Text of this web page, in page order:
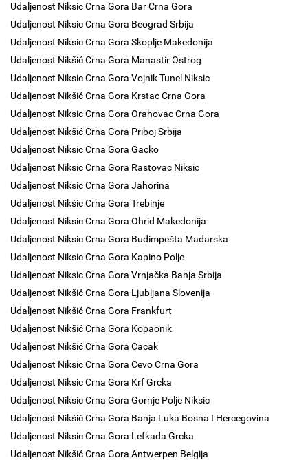
Udaljenost Niksic Crna Gora Bar Crna Gora
Udaljenost Niksic Crna Gora Beograd Srbija
Udaljenost Niksic Crna Gora Skoplje Makedonija
Udaljenost Nikšić Crna Gora Manastir Ostrog
Udaljenost Niksic Crna Gora Vojnik Tunel Niksic
Udaljenost Nikšić Crna Gora Krstac Crna Gora
Udaljenost Niksic Crna Gora Orahovac Crna Gora
Udaljenost Nikšić Crna Gora Priboj Srbija
Udaljenost Niksic Crna Gora Gacko
Udaljenost Niksic Crna Gora Rastovac Niksic
Udaljenost Niksic Crna Gora Jahorina
Udaljenost Nikšic Crna Gora Trebinje
Udaljenost Niksic Crna Gora Ohrid Makedonija
Udaljenost Niksic Crna Gora Budimpešta Mađarska
Udaljenost Niksic Crna Gora Kapino Polje
Udaljenost Niksic Crna Gora Vrnjačka Banja Srbija
Udaljenost Nikšić Crna Gora Ljubljana Slovenija
Udaljenost Nikšić Crna Gora Frankfurt
Udaljenost Nikšić Crna Gora Kopaonik
Udaljenost Nikšić Crna Gora Cacak
Udaljenost Niksic Crna Gora Cevo Crna Gora
Udaljenost Niksic Crna Gora Krf Grcka
Udaljenost Niksic Crna Gora Gornje Polje Niksic
Udaljenost Nikšić Crna Gora Banja Luka Bosna I Hercegovina
Udaljenost Niksic Crna Gora Lefkada Grcka
Udaljenost Nikšić Crna Gora Antwerpen Belgija